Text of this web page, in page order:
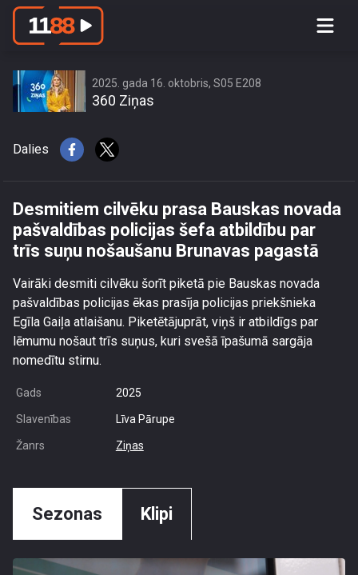
Desmitiem cilvēku prasa Bauskas
novada pašvaldības policijas šefa
Brunavas pagastā
2025. gada 16. oktobris, S05 E208
360 Ziņas
Dalies
Desmitiem cilvēku prasa Bauskas novada
pašvaldības policijas šefa atbildību par
trīs suņu nošaušanu Brunavas pagastā
Vairāki desmiti cilvēku šorīt piketā pie Bauskas novada
pašvaldības policijas ēkas prasīja policijas priekšnieka
Egīla Gaiļa atlaišanu. Piketētājuprāt, viņš ir atbildīgs par
lēmumu nošaut trīs suņus, kuri svešā īpašumā sargāja
nomedītu stirnu.
Gads 2025
Slavenības Līva Pārupe
Žanrs Ziņas
Sezonas Klipi